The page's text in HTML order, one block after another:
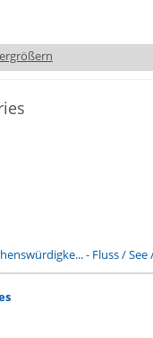
- Fluss / See